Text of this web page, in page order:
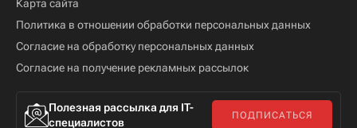
Карта сайта
Политика в отношении обработки персональных данных
Согласие на обработку персональных данных
Согласие на получение рекламных рассылок
Полезная рассылка для IT-
специалистов
ПОДПИСАТЬСЯ